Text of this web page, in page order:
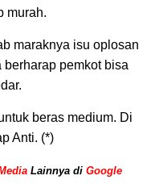
murah.
maraknya isu oplosan
pemkot bisa
beras medium. Di
Anti. (*)
Lainnya di Google